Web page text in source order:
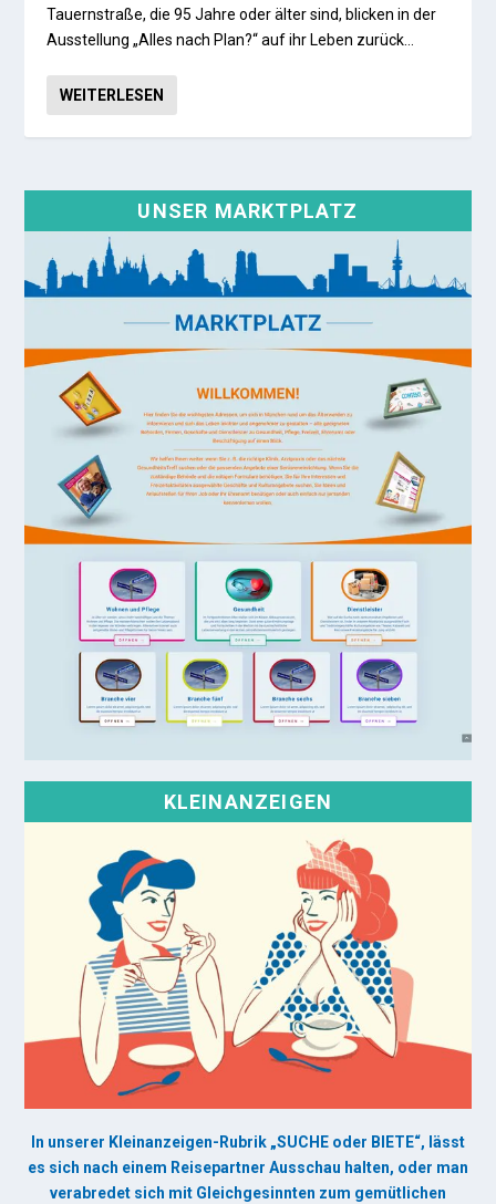
Tauernstraße, die 95 Jahre oder älter sind, blicken in der
Ausstellung „Alles nach Plan?“ auf ihr Leben zurück…
WEITERLESEN
UNSER MARKTPLATZ
KLEINANZEIGEN
In unserer Kleinanzeigen-Rubrik „SUCHE oder BIETE“, lässt
es sich nach einem Reisepartner Ausschau halten, oder man
verabredet sich mit Gleichgesinnten zum gemütlichen